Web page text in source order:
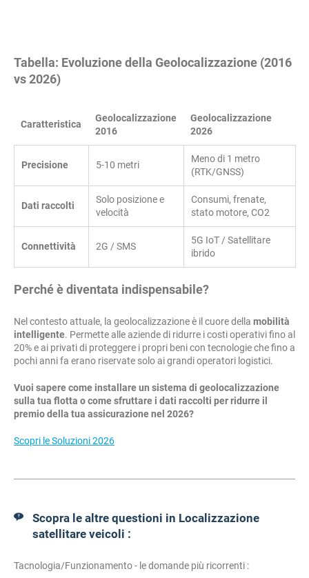
Tabella: Evoluzione della Geolocalizzazione (2016
vs 2026)
Caratteristica
Geolocalizzazione
2016
Geolocalizzazione
2026
Precisione 5-10 metri
Meno di 1 metro
(RTK/GNSS)
Dati raccolti
Solo posizione e
velocità
Consumi, frenate,
stato motore, CO2
Connettività 2G / SMS
5G IoT / Satellitare
ibrido
Perché è diventata indispensabile?
Nel contesto attuale, la geolocalizzazione è il cuore della mobilità
intelligente. Permette alle aziende di ridurre i costi operativi fino al
20% e ai privati di proteggere i propri beni con tecnologie che fino a
pochi anni fa erano riservate solo ai grandi operatori logistici.
Vuoi sapere come installare un sistema di geolocalizzazione
sulla tua flotta o come sfruttare i dati raccolti per ridurre il
premio della tua assicurazione nel 2026?
Scopri le Soluzioni 2026
Scopra le altre questioni in Localizzazione
satellitare veicoli :
Tacnologia/Funzionamento - le domande più ricorrenti :